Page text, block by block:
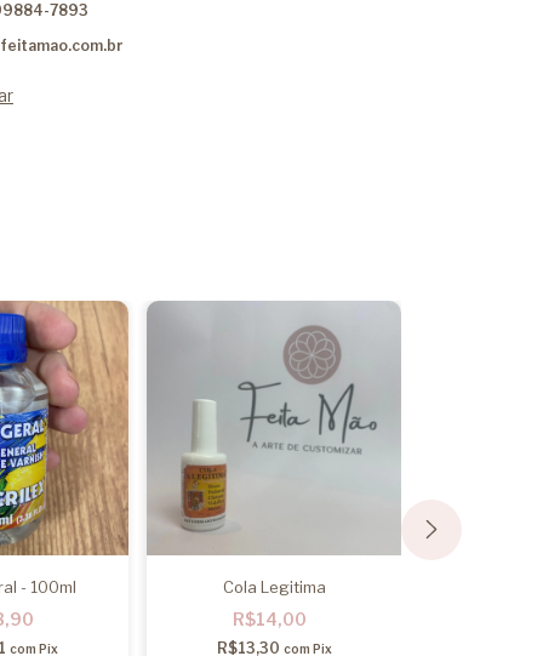
7893
- 100ml
com Pix
Cola Legitima
R$14,00
R$13,30 com Pix